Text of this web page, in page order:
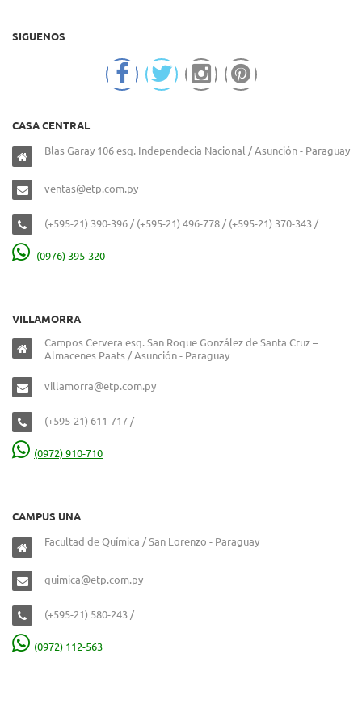
SIGUENOS
CASA CENTRAL
Blas Garay 106 esq. Independecia Nacional / Asunción - Paraguay
ventas@etp.com.py
(+595-21) 390-396 / (+595-21) 496-778 / (+595-21) 370-343 /
(0976) 395-320
VILLAMORRA
Campos Cervera esq. San Roque González de Santa Cruz –
Almacenes Paats / Asunción - Paraguay
villamorra@etp.com.py
(+595-21) 611-717 /
(0972) 910-710
CAMPUS UNA
Facultad de Química / San Lorenzo - Paraguay
quimica@etp.com.py
(+595-21) 580-243 /
(0972) 112-563